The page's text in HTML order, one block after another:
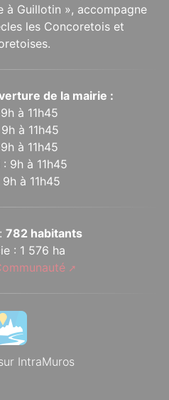
à Guillotin », accompagne
les Concoretois et
de la mairie :
à 11h45
à 11h45
à 11h45
9h à 11h45
à 11h45
782 habitants
: 1 576 ha
IntraMuros